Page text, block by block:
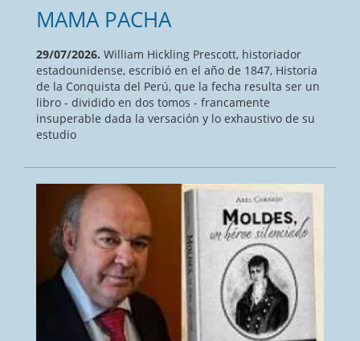
MAMA PACHA
29/07/2026. William Hickling Prescott, historiador
estadounidense, escribió en el año de 1847, Historia
de la Conquista del Perú, que la fecha resulta ser un
libro - dividido en dos tomos - francamente
insuperable dada la versación y lo exhaustivo de su
estudio